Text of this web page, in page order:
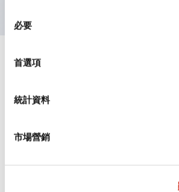
必要
首選項
統計資料
市場營銷
規格
環境規範